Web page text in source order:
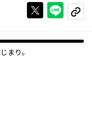
Xで投稿する
ライン
コピー
まり。